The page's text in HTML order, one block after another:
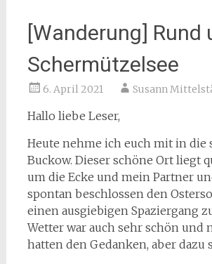
[Wanderung] Rund
Schermützelsee
6. April 2021 Susann
Hallo liebe Leser,
Heute nehme ich euch mit in die
Buckow. Dieser schöne Ort liegt
um die Ecke und mein Partner
spontan beschlossen den
einen ausgiebigen Spaziergang
Wetter war auch sehr schön und
hatten den Gedanken, aber dazu